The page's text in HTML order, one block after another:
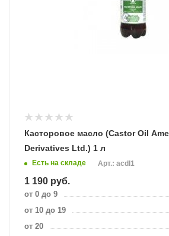
Касторовое масло (Castor Oil
Derivatives Ltd.) 1 л
Есть на складе Арт.: acdl1
1 190 руб.
от 0 до 9
от 10 до 19
от 20